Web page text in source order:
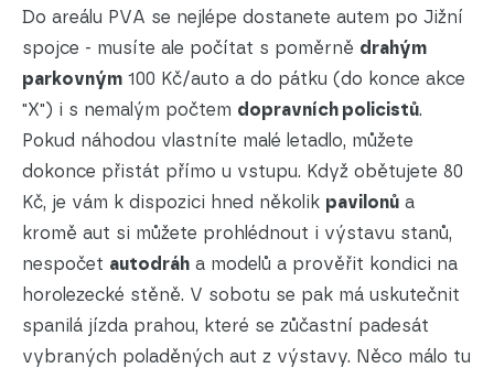
Do areálu PVA se nejlépe dostanete autem po Jižní
spojce - musíte ale počítat s poměrně drahým
parkovným 100 Kč/auto a do pátku (do konce akce
"X") i s nemalým počtem dopravních policistů.
Pokud náhodou vlastníte malé letadlo, můžete
dokonce přistát přímo u vstupu. Když obětujete 80
Kč, je vám k dispozici hned několik pavilonů a
kromě aut si můžete prohlédnout i výstavu stanů,
nespočet autodráh a modelů a prověřit kondici na
horolezecké stěně. V sobotu se pak má uskutečnit
spanilá jízda prahou, které se zůčastní padesát
vybraných poladěných aut z výstavy. Něco málo tu